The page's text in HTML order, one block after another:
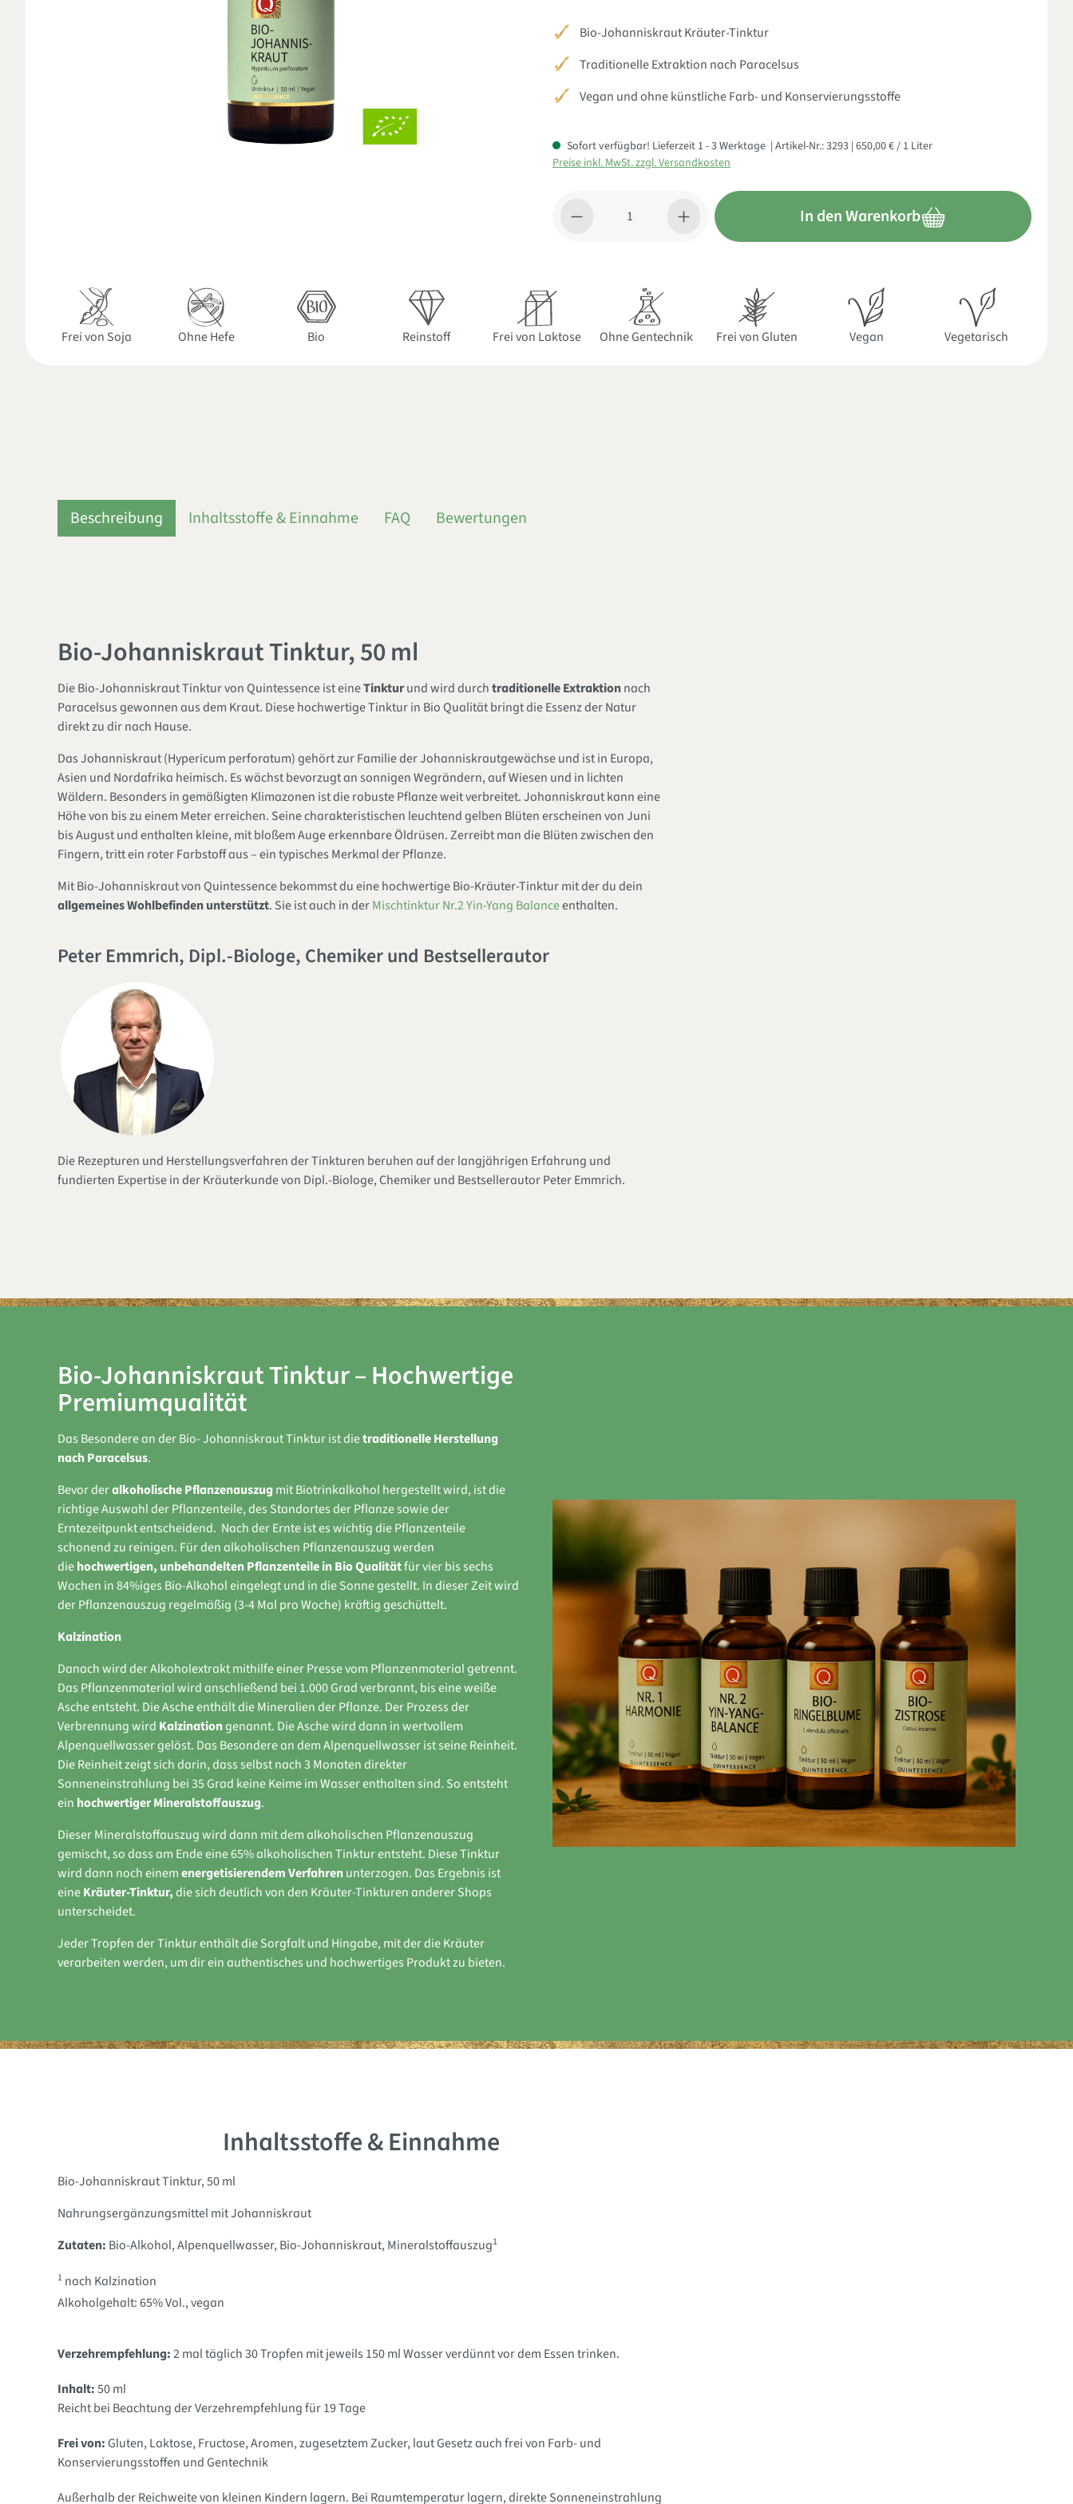
Bio-Johanniskraut Kräuter-Tinktur
Traditionelle Extraktion nach Paracelsus
Vegan und ohne künstliche Farb- und Konservierungsstoffe
Sofort verfügbar! Lieferzeit 1 - 3 Werktage | Artikel-Nr.:3293 | 650,00 € / 1 Liter
Preise inkl. MwSt. zzgl. Versandkosten
Produkt Anzahl: Gib den gewünschten Wert ein oder benutze die Schaltflächen um die Anzahl
In den Warenkorb
Frei von Soja Ohne Hefe Bio Reinstoff Frei von Laktose Ohne Gentechnik Frei von Gluten Vegan Vegetarisch
Beschreibung Inhaltsstoffe & Einnahme FAQ Bewertungen
Bio-Johanniskraut Tinktur, 50 ml
Die Bio-Johanniskraut Tinktur von Quintessence ist eineTinkturund wird durchtraditionelle Extraktionnach
Paracelsus gewonnen aus dem Kraut. Diese hochwertige Tinktur in Bio Qualität bringt die Essenz der Natur
direkt zu dir nach Hause.
Das Johanniskraut (Hypericum perforatum) gehört zur Familie der Johanniskrautgewächse und ist in Europa,
Asien und Nordafrika heimisch. Es wächst bevorzugt an sonnigen Wegrändern, auf Wiesen und in lichten
Wäldern. Besonders in gemäßigten Klimazonen ist die robuste Pflanze weit verbreitet. Johanniskraut kann eine
Höhe von bis zu einem Meter erreichen. Seine charakteristischen leuchtend gelben Blüten erscheinen von Juni
bis August und enthalten kleine, mit bloßem Auge erkennbare Öldrüsen. Zerreibt man die Blüten zwischen den
Fingern, tritt ein roter Farbstoff aus – ein typisches Merkmal der Pflanze.
Mit Bio-Johanniskraut von Quintessence bekommst du eine hochwertige Bio-Kräuter-Tinktur mit der du dein
allgemeines Wohlbefinden unterstützt. Sie ist auch in derMischtinktur Nr.2 Yin-Yang Balanceenthalten.
Peter Emmrich, Dipl.-Biologe, Chemiker und Bestsellerautor
Die Rezepturen und Herstellungsverfahren der Tinkturen beruhen auf der langjährigen Erfahrung und
fundierten Expertise in der Kräuterkunde von Dipl.-Biologe, Chemiker und Bestsellerautor Peter Emmrich.
Bio-Johanniskraut Tinktur – Hochwertige
Premiumqualität
Das Besondere an der Bio- Johanniskraut Tinktur ist dietraditionelle Herstellung
nach Paracelsus.
Bevor deralkoholische Pflanzenauszug mit Biotrinkalkohol hergestellt wird, ist die
richtige Auswahl der Pflanzenteile, des Standortes der Pflanze sowie der
Erntezeitpunkt entscheidend. Nach der Ernte ist es wichtig die Pflanzenteile
schonend zu reinigen. Für den alkoholischen Pflanzenauszug werden
diehochwertigen, unbehandelten Pflanzenteile in Bio Qualitätfür vier bis sechs
Wochen in 84%iges Bio-Alkohol eingelegt und in die Sonne gestellt. In dieser Zeit wird
der Pflanzenauszug regelmäßig (3-4 Mal pro Woche) kräftig geschüttelt.
Kalzination
Danach wird der Alkoholextrakt mithilfe einer Presse vom Pflanzenmaterial getrennt.
Das Pflanzenmaterial wird anschließend bei 1.000 Grad verbrannt, bis eine weiße
Asche entsteht. Die Asche enthält die Mineralien der Pflanze. Der Prozess der
Verbrennung wird Kalzinationgenannt. Die Asche wird dann in wertvollem
Alpenquellwasser gelöst. Das Besondere an dem Alpenquellwasser ist seine Reinheit.
Die Reinheit zeigt sich darin, dass selbst nach 3 Monaten direkter
Sonneneinstrahlung bei 35 Grad keine Keime im Wasser enthalten sind. So entsteht
ein hochwertiger Mineralstoffauszug.
Dieser Mineralstoffauszug wird dann mit dem alkoholischen Pflanzenauszug
gemischt, so dass am Ende eine 65% alkoholischen Tinktur entsteht. Diese Tinktur
wird dann noch einemenergetisierendem Verfahrenunterzogen. Das Ergebnis ist
eineKräuter-Tinktur,die sich deutlich von den Kräuter-Tinkturen anderer Shops
unterscheidet.
Jeder Tropfen der Tinktur enthält die Sorgfalt und Hingabe, mit der die Kräuter
verarbeiten werden, um dir ein authentisches und hochwertiges Produkt zu bieten.
Inhaltsstoffe & Einnahme
Bio-Johanniskraut Tinktur, 50 ml
Nahrungsergänzungsmittel mit Johanniskraut
Zutaten: Bio-Alkohol, Alpenquellwasser, Bio-Johanniskraut, Mineralstoffauszug1
1 nach Kalzination
Alkoholgehalt: 65% Vol., vegan
Verzehrempfehlung:2 mal täglich 30 Tropfen mit jeweils 150 ml Wasser verdünnt vor dem Essen trinken.
Inhalt:50 ml
Reicht bei Beachtung der Verzehrempfehlung für19 Tage
Frei von:Gluten, Laktose, Fructose, Aromen, zugesetztem Zucker, laut Gesetz auch frei von Farb- und
Konservierungsstoffen und Gentechnik
Außerhalb der Reichweite von kleinen Kindern lagern. Bei Raumtemperatur lagern, direkte Sonneneinstrahlung